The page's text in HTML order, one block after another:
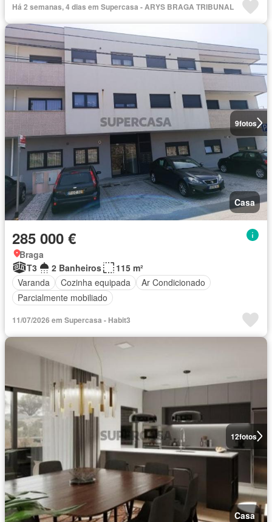
Há 2 semanas, 4 dias em Supercasa - ARYS BRAGA TRIBUNAL
9fotos
Casa
285 000 €
Braga
T3
2 Banheiros
115 m²
Varanda
Cozinha equipada
Ar Condicionado
Parcialmente mobiliado
11/07/2026 em Supercasa - Habit3
12fotos
Casa